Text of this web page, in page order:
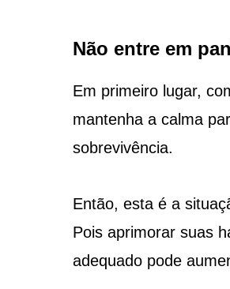
Não entre em
Em primeiro lugar,
mantenha a calma
sobrevivência.
Então, esta é a
Pois aprimorar suas
adequado pode